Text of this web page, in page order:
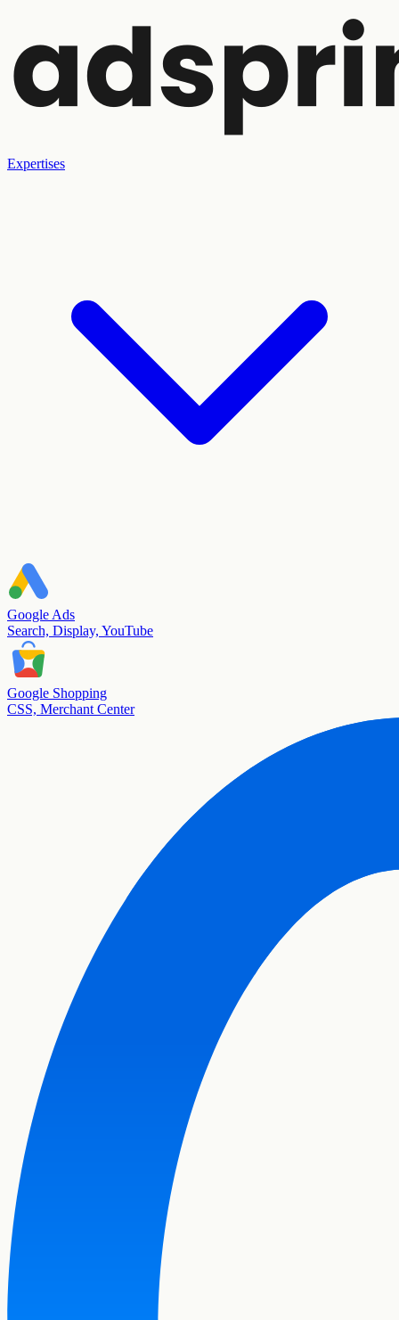
Expertises
Google Ads
Search, Display, YouTube
Google Shopping
CSS, Merchant Center